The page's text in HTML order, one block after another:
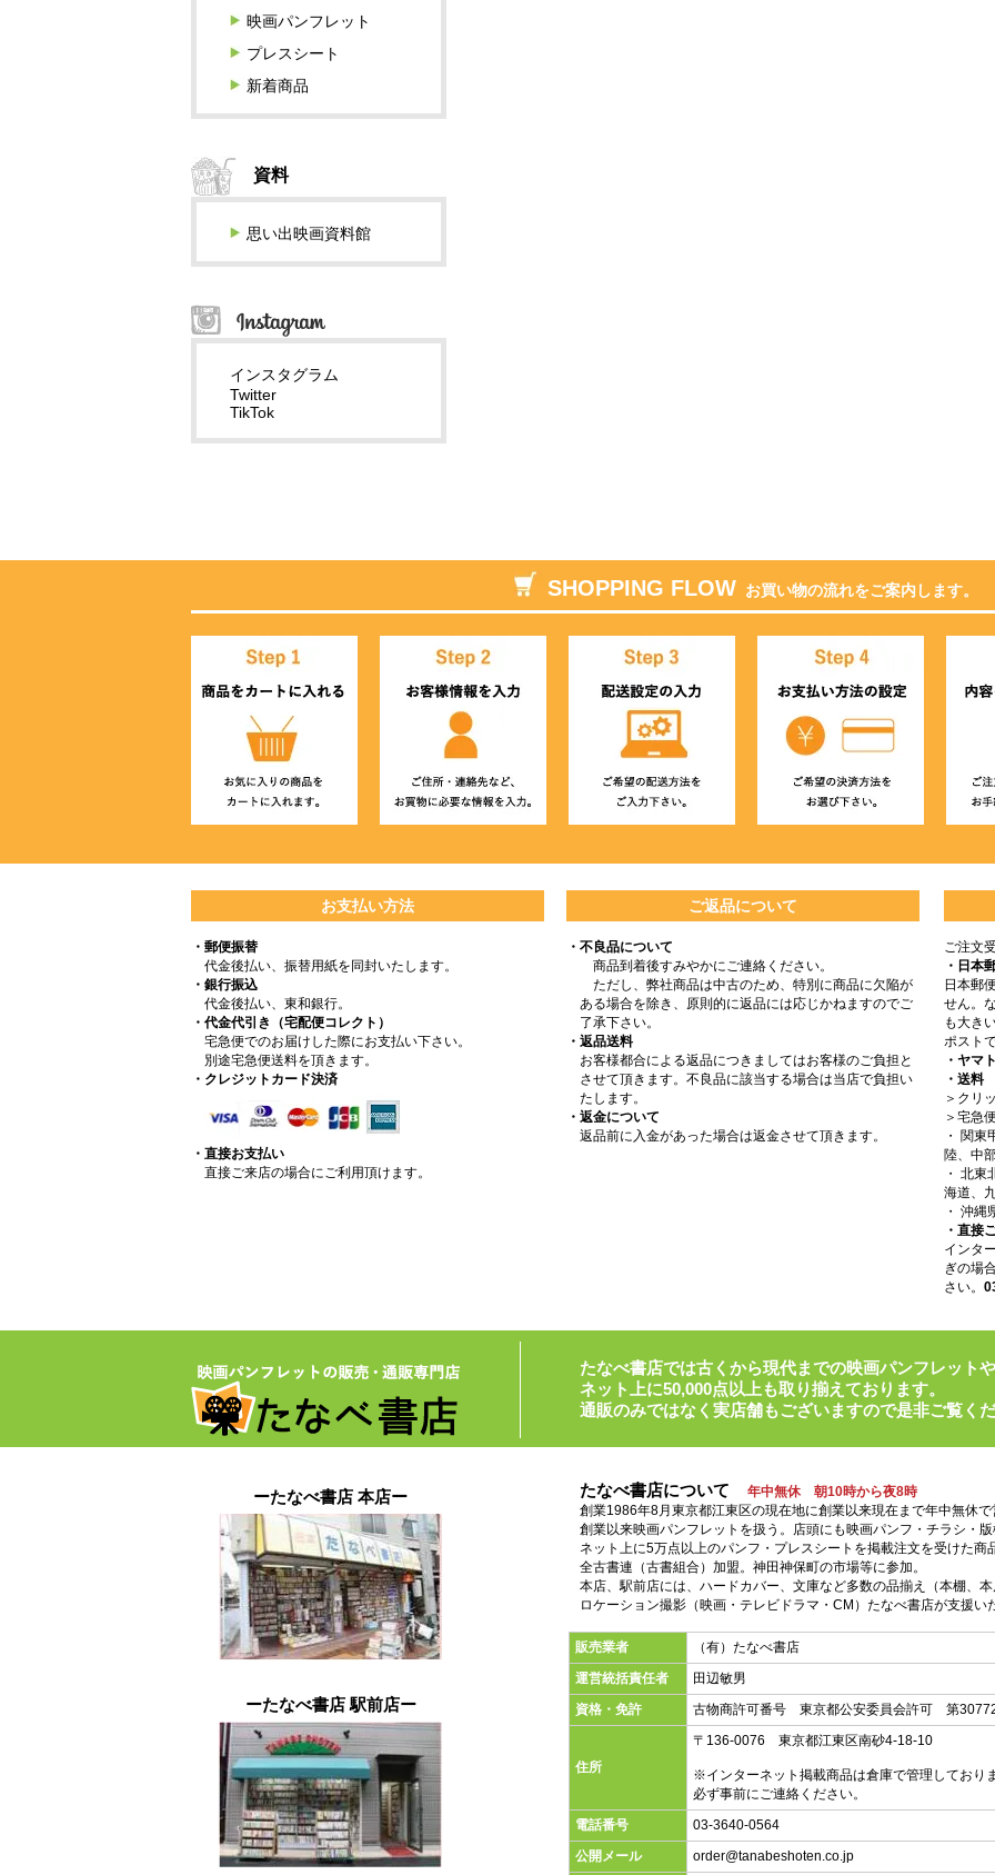
映画パンフレット
プレスシート
新着商品
資料
思い出映画資料館
インスタグラム
Twitter
TikTok
SHOPPING FLOW お買い物の流れをご案内します。
お支払い方法
・郵便振替
代金後払い、振替用紙を同封いたします。
・銀行振込
代金後払い、東和銀行。
・代金代引き（宅配便コレクト）
宅急便でのお届けした際にお支払い下さい。
別途宅急便送料を頂きます。
・クレジットカード決済
・直接お支払い
直接ご来店の場合にご利用頂けます。
ご返品について
・不良品について
商品到着後すみやかにご連絡ください。
ただし、弊社商品は中古のため、特別に商品に欠陥が
ある場合を除き、原則的に返品には応じかねますのでご
了承下さい。
・返品送料
お客様都合による返品につきましてはお客様のご負担と
させて頂きます。不良品に該当する場合は当店で負担い
たします。
・返金について
返品前に入金があった場合は返金させて頂きます。
ご注文
・日本
日本郵
せん。
も大き
ポスト
・ヤマ
・送料
＞クリ
＞宅急
・ 関
陸、中
・ 北
海道、
・ 沖縄
・直接
インタ
ぎの場
さい。
たなべ書店では古くから現代までの映画パンフレット
ネット上に50,000点以上も取り揃えております。
通販のみではなく実店舗もございますので是非ご覧く
ーたなべ書店 本店ー
ーたなべ書店 駅前店ー
たなべ書店について
年中無休 朝10時から夜8時
創業1986年8月東京都江東区の現在地に創業以来現在まで年中無休
創業以来映画パンフレットを扱う。店頭にも映画パンフ・チラシ・
ネット上に5万点以上のパンフ・プレスシートを掲載注文を受けた商
全古書連（古書組合）加盟。神田神保町の市場等に参加。
本店、駅前店には、ハードカバー、文庫など多数の品揃え（本棚、
ロケーション撮影（映画・テレビドラマ・CM）たなべ書店が支援い
販売業者
（有）たなべ書店
運営統括責任者
田辺敏男
資格・免許
古物商許可番号 東京都公安委員会許可 第
住所
〒136-0076 東京都江東区南砂4-18-10
※インターネット掲載商品は倉庫で管理しており
必ず事前にご連絡ください。
電話番号
03-3640-0564
公開メール
order@tanabeshoten.co.jp